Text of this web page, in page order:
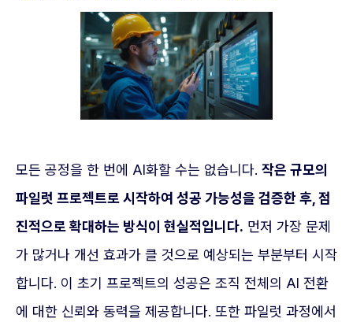
모든 공정을 한 번에 AI화할 수는 없습니다. 작은 규모의
파일럿 프로젝트로 시작하여 성공 가능성을 검증한 후, 점
진적으로 확대하는 방식이 현실적입니다. 먼저 가장 문제
가 많거나 개선 효과가 클 것으로 예상되는 부분부터 시작
합니다. 이 초기 프로젝트의 성공은 조직 전체의 AI 전환
에 대한 신뢰와 동력을 제공합니다. 또한 파일럿 과정에서